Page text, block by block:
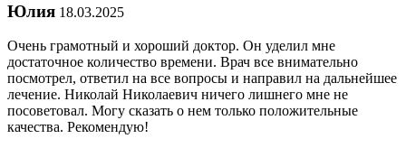
Юлия 18.03.2025
Очень грамотный и хороший доктор. Он уделил мне
достаточное количество времени. Врач все внимательно
посмотрел, ответил на все вопросы и направил на дальнейшее
лечение. Николай Николаевич ничего лишнего мне не
посоветовал. Могу сказать о нем только положительные
качества. Рекомендую!